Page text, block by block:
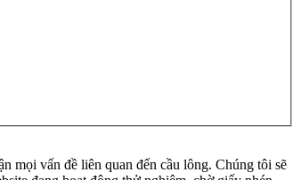
mọi vấn đề liên quan đến cầu lông. Chúng tôi sẽ